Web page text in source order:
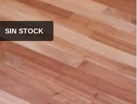
SIN STOCK